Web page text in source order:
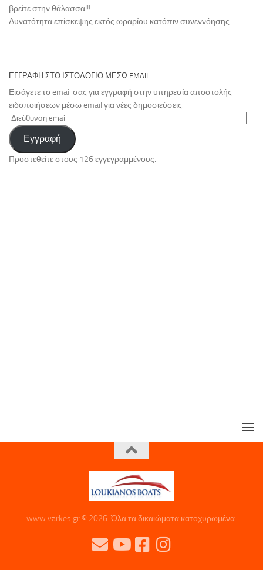
βρείτε στην θάλασσα!!!
Δυνατότητα επίσκεψης εκτός ωραρίου κατόπιν συνεννόησης.
ΕΓΓΡΑΦΉ ΣΤΟ ΙΣΤΟΛΌΓΙΟ ΜΈΣΩ EMAIL
Εισάγετε το email σας για εγγραφή στην υπηρεσία αποστολής
ειδοποιήσεων μέσω email για νέες δημοσιεύσεις.
Διεύθυνση
email
Εγγραφή
Προστεθείτε στους 126 εγγεγραμμένους.
www.varkes.gr © 2026. Όλα τα δικαιώματα κατοχυρωμένα.